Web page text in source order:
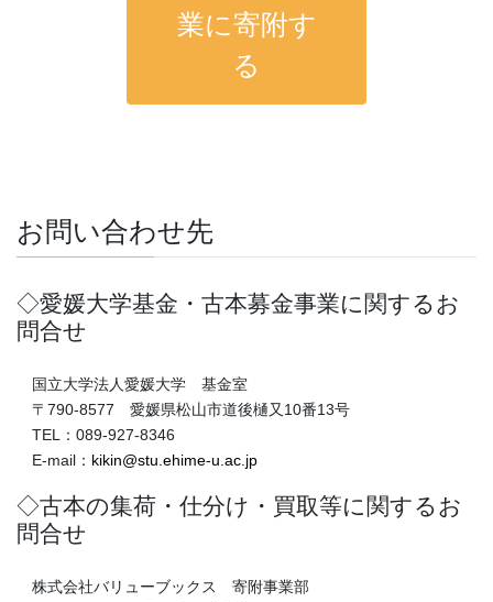
業に寄附す
る
お問い合わせ先
◇愛媛大学基金・古本募金事業に関するお
問合せ
国立大学法人愛媛大学 基金室
〒790-8577 愛媛県松山市道後樋又10番13号
TEL：089-927-8346
E-mail： kikin@stu.ehime-u.ac.jp
◇古本の集荷・仕分け・買取等に関するお
問合せ
株式会社バリューブックス 寄附事業部